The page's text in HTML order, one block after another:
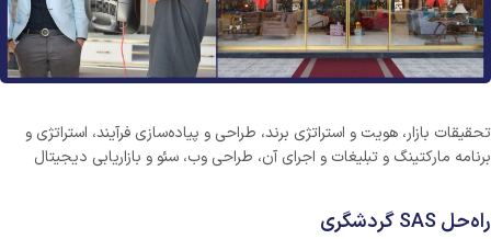
تحقیقات بازار، هویت و استراتژی برند، طراحی و پیاده‌سازی فرآیند، استراتژی و
برنامه مارکتینگ و تبلیغات و اجرای آن، طراحی وب، سئو و بازاریابی دیجیتال
راه‌حل SAS گردشگری